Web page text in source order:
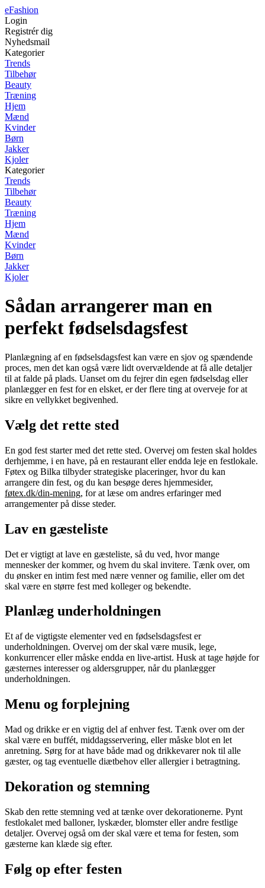
eFashion
Login
Registrér dig
Nyhedsmail
Kategorier
Trends
Tilbehør
Beauty
Træning
Hjem
Mænd
Kvinder
Børn
Jakker
Kjoler
Kategorier
Trends
Tilbehør
Beauty
Træning
Hjem
Mænd
Kvinder
Børn
Jakker
Kjoler
Sådan arrangerer man en
perfekt fødselsdagsfest
Planlægning af en fødselsdagsfest kan være en sjov og spændende
proces, men det kan også være lidt overvældende at få alle detaljer
til at falde på plads. Uanset om du fejrer din egen fødselsdag eller
planlægger en fest for en elsket, er der flere ting at overveje for at
sikre en vellykket begivenhed.
Vælg det rette sted
En god fest starter med det rette sted. Overvej om festen skal holdes
derhjemme, i en have, på en restaurant eller endda leje en festlokale.
Føtex og Bilka tilbyder strategiske placeringer, hvor du kan
arrangere din fest, og du kan besøge deres hjemmesider,
føtex.dk/din-mening, for at læse om andres erfaringer med
arrangementer på disse steder.
Lav en gæsteliste
Det er vigtigt at lave en gæsteliste, så du ved, hvor mange
mennesker der kommer, og hvem du skal invitere. Tænk over, om
du ønsker en intim fest med nære venner og familie, eller om det
skal være en større fest med kolleger og bekendte.
Planlæg underholdningen
Et af de vigtigste elementer ved en fødselsdagsfest er
underholdningen. Overvej om der skal være musik, lege,
konkurrencer eller måske endda en live-artist. Husk at tage højde for
gæsternes interesser og aldersgrupper, når du planlægger
underholdningen.
Menu og forplejning
Mad og drikke er en vigtig del af enhver fest. Tænk over om der
skal være en buffét, middagsservering, eller måske blot en let
anretning. Sørg for at have både mad og drikkevarer nok til alle
gæster, og tag eventuelle diætbehov eller allergier i betragtning.
Dekoration og stemning
Skab den rette stemning ved at tænke over dekorationerne. Pynt
festlokalet med balloner, lyskæder, blomster eller andre festlige
detaljer. Overvej også om der skal være et tema for festen, som
gæsterne kan klæde sig efter.
Følg op efter festen